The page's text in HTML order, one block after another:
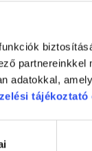
partnereinkkel
adatokkal,
tájékoztató
volt fertőzött, ez
leállt a